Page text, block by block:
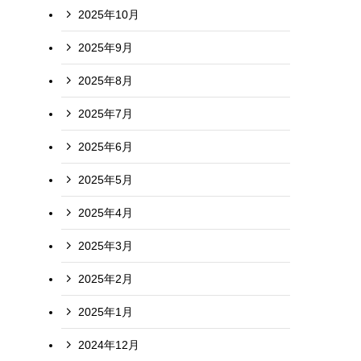
2025年10月
2025年9月
2025年8月
2025年7月
2025年6月
2025年5月
2025年4月
2025年3月
2025年2月
2025年1月
2024年12月